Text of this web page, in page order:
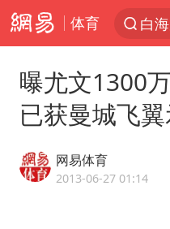
体育
白
河
国
曝尤文1300
已获曼城飞
网易体育
2013-06-27 01:14